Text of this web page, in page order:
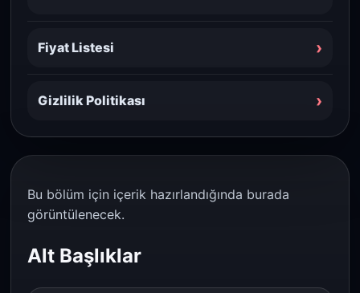
Fiyat Listesi ›
Gizlilik Politikası ›
Bu bölüm için içerik hazırlandığında burada
görüntülenecek.
Alt Başlıklar